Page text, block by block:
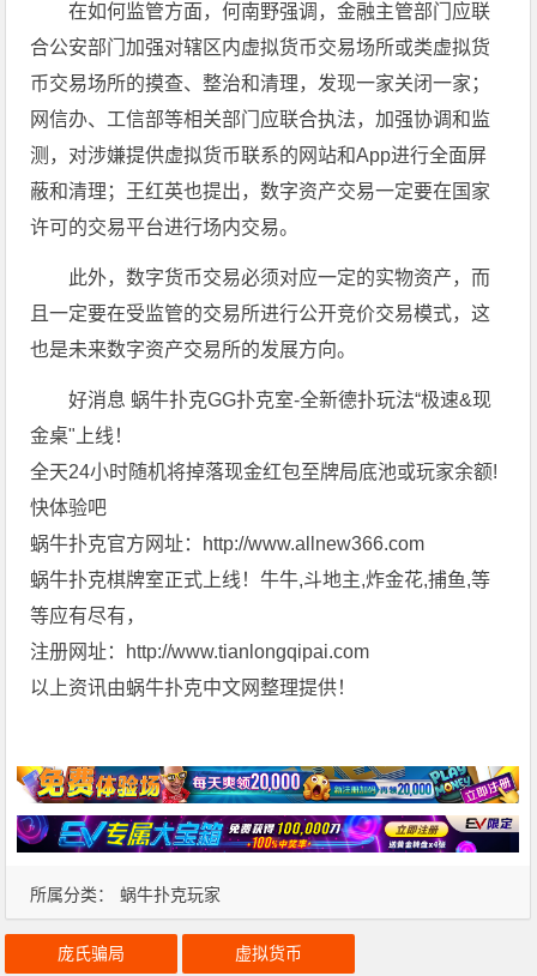
所属分类： 蜗牛扑克玩家
在如何监管方面，何南野强调，金融主管部门应联
合公安部门加强对辖区内虚拟货币交易场所或类虚拟货
币交易场所的摸查、整治和清理，发现一家关闭一家；
网信办、工信部等相关部门应联合执法，加强协调和监
测，对涉嫌提供虚拟货币联系的网站和App进行全面屏
蔽和清理；王红英也提出，数字资产交易一定要在国家
许可的交易平台进行场内交易。
此外，数字货币交易必须对应一定的实物资产，而
且一定要在受监管的交易所进行公开竞价交易模式，这
也是未来数字资产交易所的发展方向。
好消息 蜗牛扑克GG扑克室-全新德扑玩法“极速&现
金桌"上线！
全天24小时随机将掉落现金红包至牌局底池或玩家余额!
快体验吧
蜗牛扑克官方网址：http://www.allnew366.com
蜗牛扑克棋牌室正式上线！牛牛,斗地主,炸金花,捕鱼,等
等应有尽有，
注册网址：http://www.tianlongqipai.com
以上资讯由蜗牛扑克中文网整理提供！
庞氏骗局 虚拟货币